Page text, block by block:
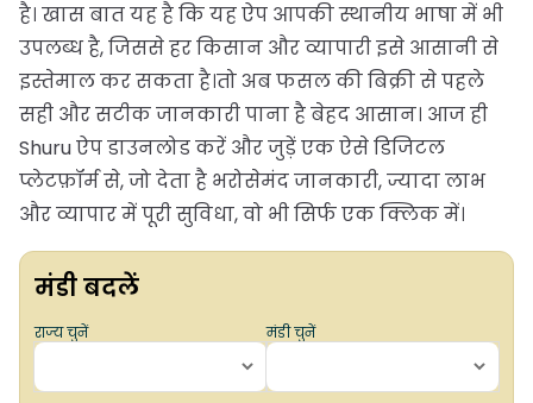
है। खास बात यह है कि यह ऐप आपकी स्थानीय भाषा में भी
उपलब्ध है, जिससे हर किसान और व्यापारी इसे आसानी से
इस्तेमाल कर सकता है।तो अब फसल की बिक्री से पहले
सही और सटीक जानकारी पाना है बेहद आसान। आज ही
Shuru ऐप डाउनलोड करें और जुड़ें एक ऐसे डिजिटल
प्लेटफ़ॉर्म से, जो देता है भरोसेमंद जानकारी, ज्यादा लाभ
और व्यापार में पूरी सुविधा, वो भी सिर्फ एक क्लिक में।
मंडी बदलें
राज्य चुनें मंडी चुनें